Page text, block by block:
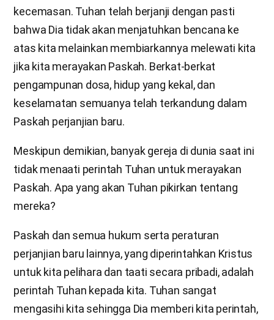
kecemasan. Tuhan telah berjanji dengan pasti
bahwa Dia tidak akan menjatuhkan bencana ke
atas kita melainkan membiarkannya melewati kita
jika kita merayakan Paskah. Berkat-berkat
pengampunan dosa, hidup yang kekal, dan
keselamatan semuanya telah terkandung dalam
Paskah perjanjian baru.
Meskipun demikian, banyak gereja di dunia saat ini
tidak menaati perintah Tuhan untuk merayakan
Paskah. Apa yang akan Tuhan pikirkan tentang
mereka?
Paskah dan semua hukum serta peraturan
perjanjian baru lainnya, yang diperintahkan Kristus
untuk kita pelihara dan taati secara pribadi, adalah
perintah Tuhan kepada kita. Tuhan sangat
mengasihi kita sehingga Dia memberi kita perintah,